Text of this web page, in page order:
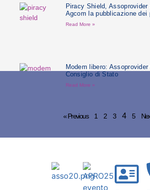
Piracy Shield, Assoprovider
Agcom la pubblicazione dei
Read More »
Modem libero:
Consiglio di Stato
Read More »
« Previous 1 2 3 4 5